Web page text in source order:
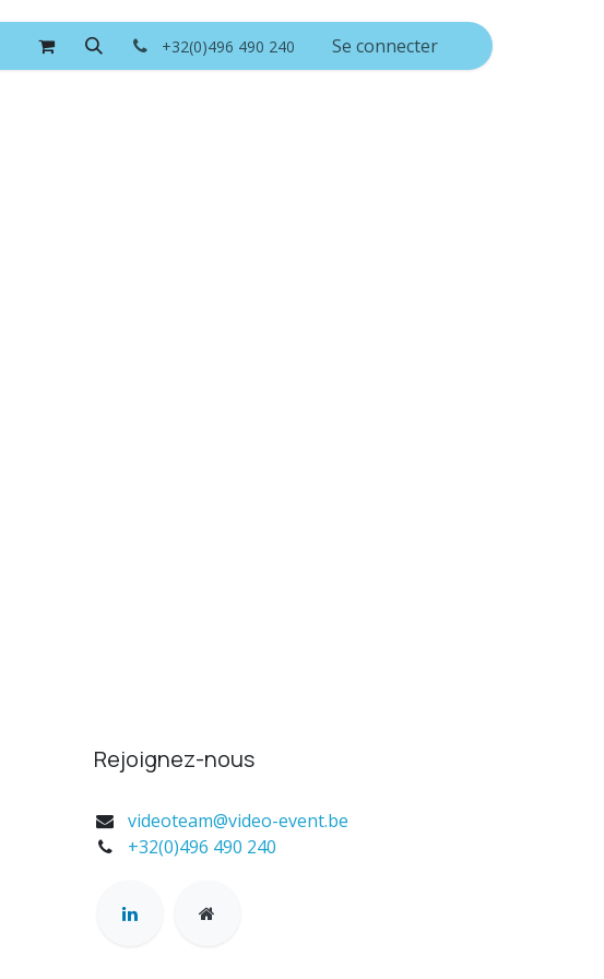
Contact BLOG +32(0)496 490 240 Se connecter
Rejoignez-nous
videoteam@video-event.be
+32(0)496 490 240